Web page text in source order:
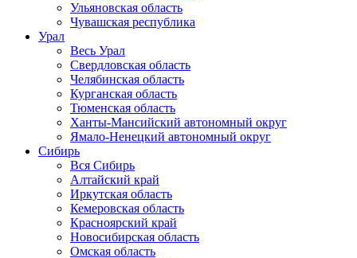
Ульяновская область
Чувашская республика
Урал
Весь Урал
Свердловская область
Челябинская область
Курганская область
Тюменская область
Ханты-Мансийский автономный округ
Ямало-Ненецкий автономный округ
Сибирь
Вся Сибирь
Алтайский край
Иркутская область
Кемеровская область
Красноярский край
Новосибирская область
Омская область